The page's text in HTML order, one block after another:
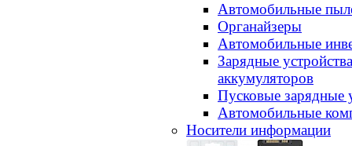
Автомобильные
Органайзеры
Автомобильные
Зарядные
аккумуляторов
Пусковые зарядные
Автомобильные
Носители информации